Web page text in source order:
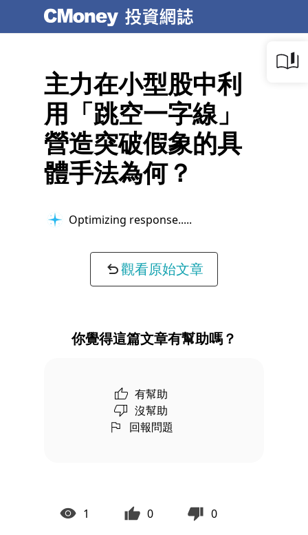
主力在小型股中利
用「跳空一字線」
營造突破假象的具
體手法為何？
Optimizing response...
觀看原始文章
你覺得這篇文章有幫助嗎？
有幫助
沒幫助
回報問題
1 0 0